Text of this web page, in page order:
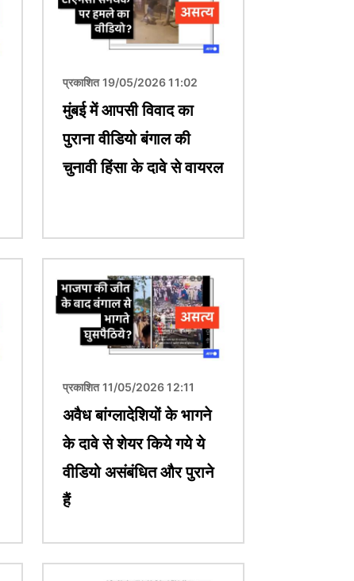
प्रकाशित 19/05/2026 11:02
मुंबई में आपसी विवाद का
पुराना वीडियो बंगाल की
चुनावी हिंसा के दावे से वायरल
प्रकाशित 11/05/2026 12:11
अवैध बांग्लादेशियों के भागने
के दावे से शेयर किये गये ये
वीडियो असंबंधित और पुराने
हैं